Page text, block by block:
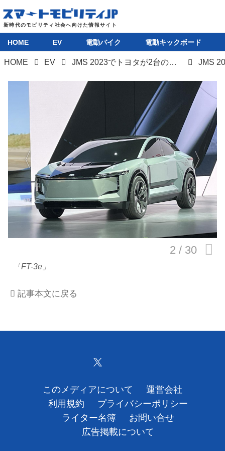
HOME
電動バイク
電動キックボード
ライフスタイル
テクノロジー
このメディアについて
プライバシーポリシー
広告掲載について
HOME EV 電動バイク 電動キックボード
HOME EV JMS 2023でトヨタが2台のEVコンセプトを発表、スポーツタイプは超低重心でハイパフォーマンス間違いなし！ JMS
「FT-3e」
記事本文に戻る
このメディアについて
運営会社
利用規約
プライバシーポリシー
ライター名簿
お問い合せ
広告掲載について